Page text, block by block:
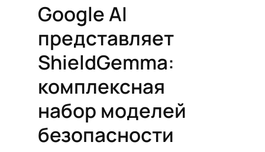
Google AI
представляет
ShieldGemma:
комплексная
набор моделей
безопасности